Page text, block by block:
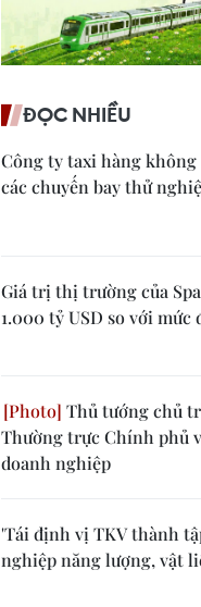
ĐỌC NHIỀU
Công ty taxi hàng không
các chuyến bay thử
Giá trị thị trường của
1.000 tỷ USD so với mức
Thủ tướng chủ
Thường trực Chính phủ
doanh nghiệp
'Tái định vị TKV thành
nghiệp năng lượng, vật